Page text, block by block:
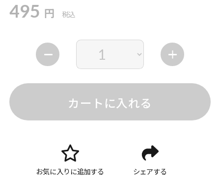
495 円 税込
カートに入れる
お気に入りに追加する シェアする